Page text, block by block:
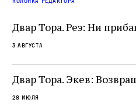
Двар Тора. Реэ: Ни
3 августа
Двар Тора. Экев:
28 июля